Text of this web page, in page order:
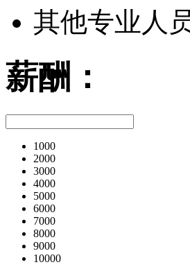
其他专业人
薪酬：
1000
2000
3000
4000
5000
6000
7000
8000
9000
10000